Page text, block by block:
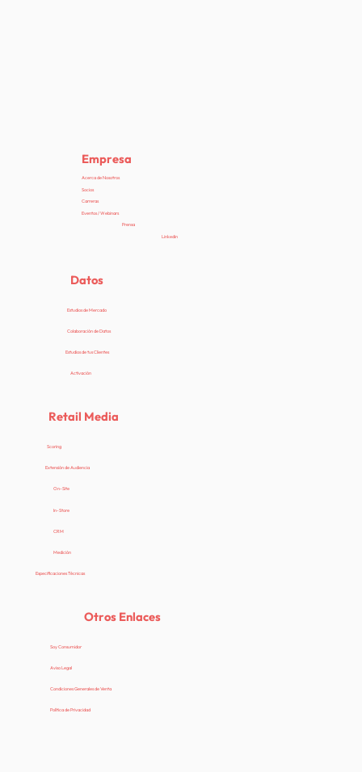
Empresa
Acerca de Nosotros
Socios
Carreras
Eventos / Webinars
Prensa
Linkedin
Datos
Estudios de Mercado
Colaboración de Datos
Estudios de tus Clientes
Activación
Retail Media
Scoring
Extensión de Audiencia
On-Site
In-Store
CRM
Medición
Especificaciones Técnicas
Otros Enlaces
Soy Consumidor
Aviso Legal
Condiciones Generales de Venta
Política de Privacidad